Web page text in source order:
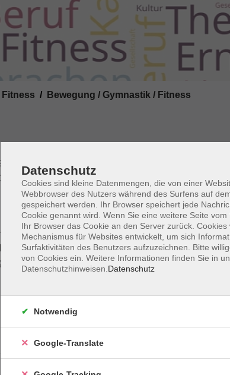
Bewegung / Gymnastik / Fitness
Gymnastikmatte, Theraband, Paar 1
Ball;
Schwerpunkt Kräftigung, Stabilisation &
& Relax zum Stundenausklang. Bitte mitbringen:
Hanteln und Pilates-/Redondo-Ball (kann ggf. im
Datenschutz
Cookies sind kleine Datenmengen, die von einer
Webbrowser des Nutzers während des Surfens auf
gespeichert werden. Ihr Browser speichert jede
Cookie genannt wird. Wenn Sie eine weitere Seite
Ihr Browser das Cookie an den Server zurück.
Mechanismus für Websites entwickelt, um sich
Surfaktivitäten des Benutzers aufzuzeichnen. Bitte
von Cookies ein. Weitere Informationen finden Sie in
Datenschutzhinweisen. Datenschutz
Notwendig
Google-Translate